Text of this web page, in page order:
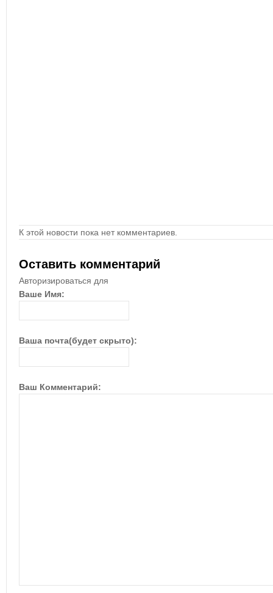
К этой новости пока нет комментариев.
Оставить комментарий
Авторизироваться для
Ваше Имя:
Ваша почта(будет скрыто):
Ваш Комментарий: